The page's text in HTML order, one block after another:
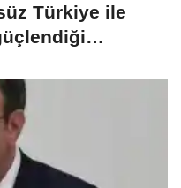
Türkiye ile